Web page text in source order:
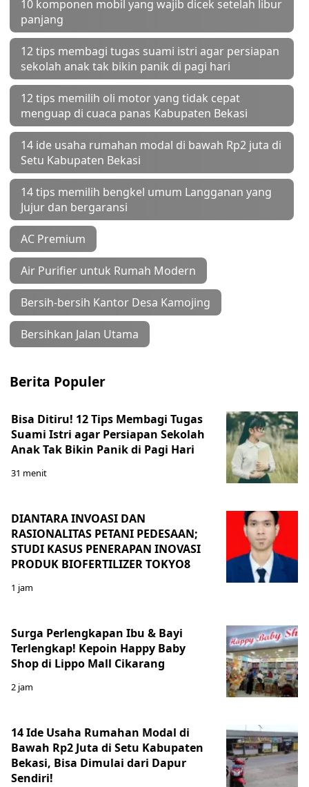
10 komponen mobil yang wajib dicek setelah libur
panjang
12 tips membagi tugas suami istri agar persiapan
sekolah anak tak bikin panik di pagi hari
12 tips memilih oli motor yang tidak cepat
menguap di cuaca panas Kabupaten Bekasi
14 ide usaha rumahan modal di bawah Rp2 juta di
Setu Kabupaten Bekasi
14 tips memilih bengkel umum Langganan yang
Jujur dan bergaransi
AC Premium
Air Purifier untuk Rumah Modern
Bersih-bersih Kantor Desa Kamojing
Bersihkan Jalan Utama
Berita Populer
Bisa Ditiru! 12 Tips Membagi Tugas
Suami Istri agar Persiapan Sekolah
Anak Tak Bikin Panik di Pagi Hari
31 menit
DIANTARA INVOASI DAN
RASIONALITAS PETANI PEDESAAN;
STUDI KASUS PENERAPAN INOVASI
PRODUK BIOFERTILIZER TOKYO8
1 jam
Surga Perlengkapan Ibu & Bayi
Terlengkap! Kepoin Happy Baby
Shop di Lippo Mall Cikarang
2 jam
14 Ide Usaha Rumahan Modal di
Bawah Rp2 Juta di Setu Kabupaten
Bekasi, Bisa Dimulai dari Dapur
Sendiri!